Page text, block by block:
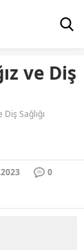
ve Diş
Sağlığı
0